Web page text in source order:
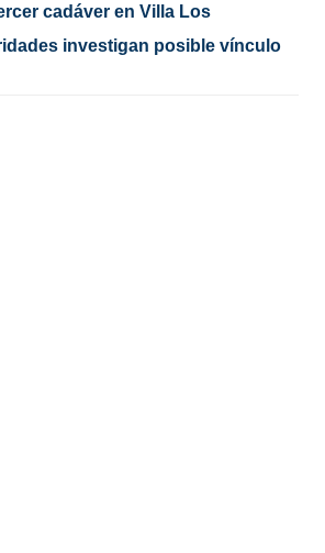
cadáver en Villa Los
investigan posible vínculo